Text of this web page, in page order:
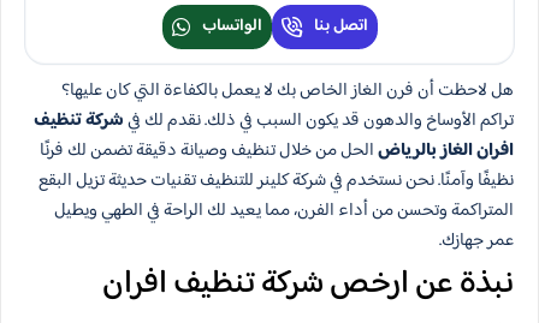
اتصل بنا الواتساب
هل لاحظت أن فرن الغاز الخاص بك لا يعمل بالكفاءة التي كان عليها؟
تراكم الأوساخ والدهون قد يكون السبب في ذلك. نقدم لك فيشركة تنظيف
افران الغاز بالرياضالحل من خلال تنظيف وصيانة دقيقة تضمن لك فرنًا
نظيفًا وآمنًا. نحن نستخدم في شركة كلينر للتنظيف تقنيات حديثة تزيل البقع
المتراكمة وتحسن من أداء الفرن، مما يعيد لك الراحة في الطهي ويطيل
عمر جهازك.
نبذة عن ارخص شركة تنظيف افران